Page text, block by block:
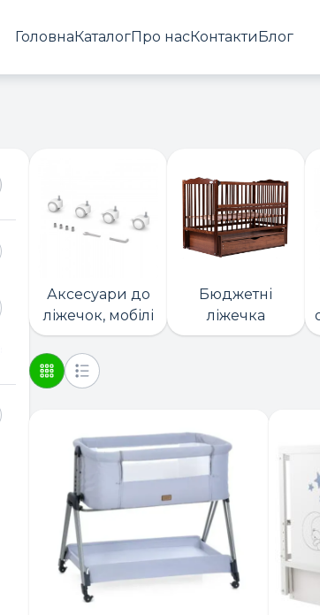
ГоловнаКаталогПро насКонтактиБлог
Аксесуари до
ліжечок, мобілі
Бюджетні
ліжечка